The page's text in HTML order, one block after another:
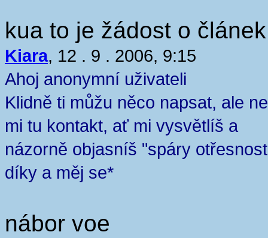
kua to je žádost o
Kiara, 12 . 9 . 2006, 9:15
Ahoj anonymní uživateli
Klidně ti můžu něco napsat, ale
mi tu kontakt, ať mi vysvětlíš a
názorně objasníš "spáry
díky a měj se*
nábor voe